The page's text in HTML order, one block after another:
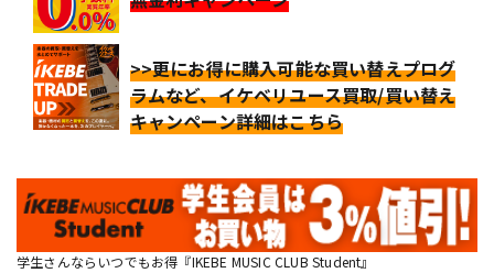
>>更にお得に購入可能な買い替えプログ
ラムなど、イケベリユース買取/買い替え
キャンペーン詳細はこちら
学生さんならいつでもお得『IKEBE MUSIC CLUB Student』